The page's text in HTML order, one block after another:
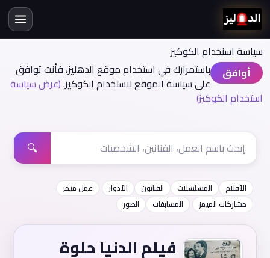
سياسة اسنخدام الكوكيز
أوافق
باستمرارك في استخدام موقع الدهليز، فأنت توافق
على سياسة الموقع لاستخدام الكوكيز.(عرض سياسة
استخدام الكوكيز)
🔍
الأفلام المسلسلات الفنانون الأدوار
عمل ميمز
مشاركات الميمز
المسابقات الصور
فيلم الدنيا حلوة